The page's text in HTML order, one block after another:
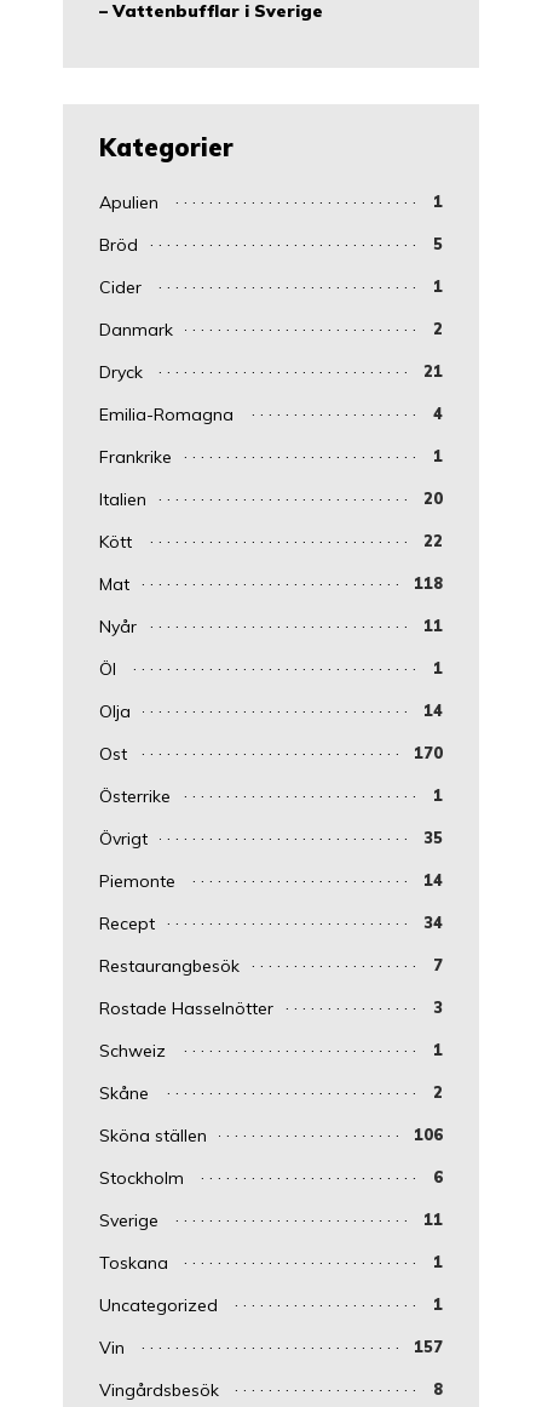
– Vattenbufflar i Sverige
Kategorier
Apulien 1
Bröd 5
Cider 1
Danmark 2
Dryck 21
Emilia-Romagna 4
Frankrike 1
Italien 20
Kött 22
Mat 118
Nyår 11
Öl 1
Olja 14
Ost 170
Österrike 1
Övrigt 35
Piemonte 14
Recept 34
Restaurangbesök 7
Rostade Hasselnötter 3
Schweiz 1
Skåne 2
Sköna ställen 106
Stockholm 6
Sverige 11
Toskana 1
Uncategorized 1
Vin 157
Vingårdsbesök 8